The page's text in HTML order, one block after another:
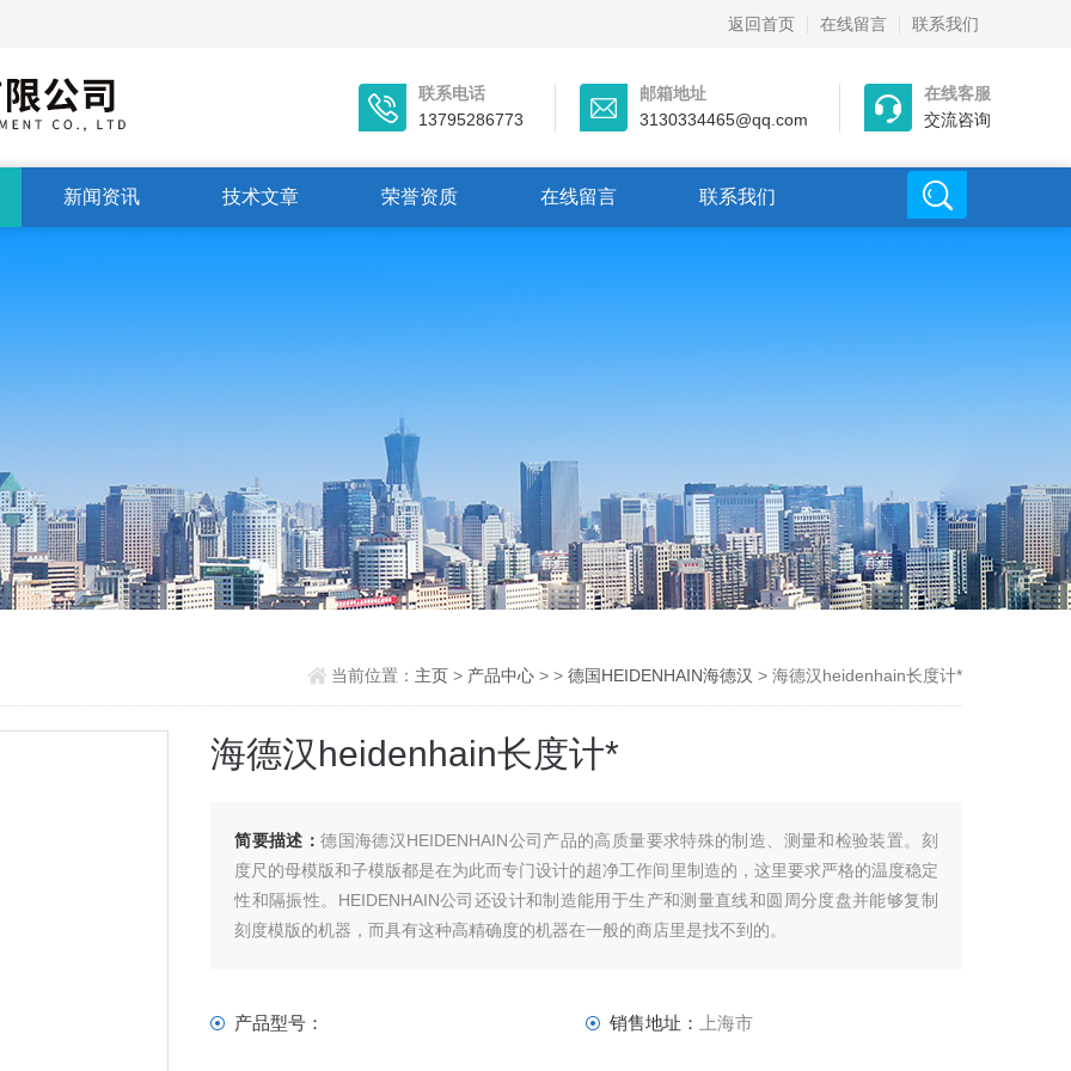
返回首页 在线留言 联系我们
联系电话
13795286773
邮箱地址
3130334465@qq.com
在线客服
交流咨询
新闻资讯 技术文章 荣誉资质 在线留言 联系我们
当前位置： 主页 > 产品中心> > 德国HEIDENHAIN海德汉 > 海德汉heidenhain长度计*
海德汉heidenhain长度计*
简要描述：德国海德汉HEIDENHAIN公司产品的高质量要求特殊的制造、测量和检验装置。刻
度尺的母模版和子模版都是在为此而专门设计的超净工作间里制造的，这里要求严格的温度稳定
性和隔振性。HEIDENHAIN公司还设计和制造能用于生产和测量直线和圆周分度盘并能够复制
刻度模版的机器，而具有这种高精确度的机器在一般的商店里是找不到的。
产品型号： 销售地址： 上海市